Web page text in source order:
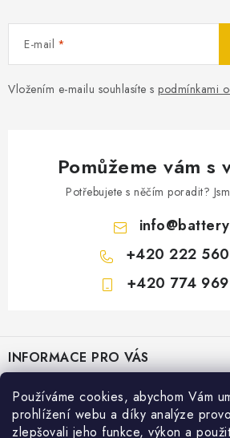
Používáme cookies, abychom Vám
prohlížení webu a díky analýze
zlepšovali jeho funkce, výkon a
E-mail
Vložením e-mailu souhlasíte s podmínkami
Pomůžeme vám s
Potřebujete s něčím poradit?
info@
+420 222
+420 774
pINFORMACE PRO VÁS
KONTAKTY
POŠTOVNÉ A DOPRAVA
PRODEJNY BATTERY.CZ
Prodejna Brno - Pražákova ul.